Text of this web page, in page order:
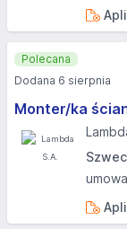
Monter/ka
Polecana
Dodana 6 sierpnia